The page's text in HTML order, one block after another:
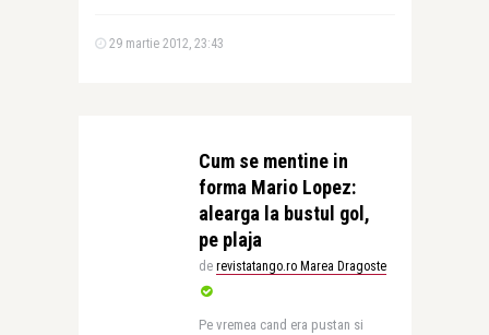
29 martie 2012, 23:43
Cum se mentine in
forma Mario Lopez:
alearga la bustul gol,
pe plaja
de revistatango.ro Marea Dragoste
Pe vremea cand era pustan si